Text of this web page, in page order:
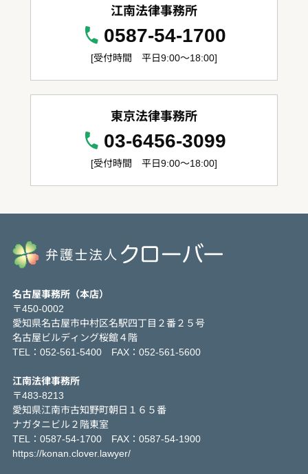
江南法律事務所
0587-54-1700
[受付時間 平日9:00～18:00]
東京法律事務所
03-6456-3099
[受付時間 平日9:00～18:00]
名古屋事務所（本店）
〒450-0002
愛知県名古屋市中村区名駅四丁目２番２５号
名古屋ビルディング桜館４階
TEL：052-561-5400 FAX：052-561-5600
江南法律事務所
〒483-8213
愛知県江南市古知野町朝日１６５番
ナガタニビル２階東室
TEL：0587-54-1700 FAX：0587-54-1900
https://konan.clover.lawyer/